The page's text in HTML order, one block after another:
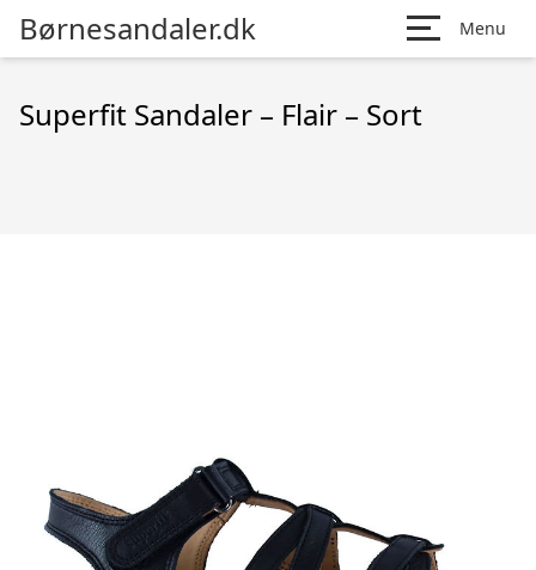
Børnesandaler.dk Menu
Superfit Sandaler – Flair – Sort